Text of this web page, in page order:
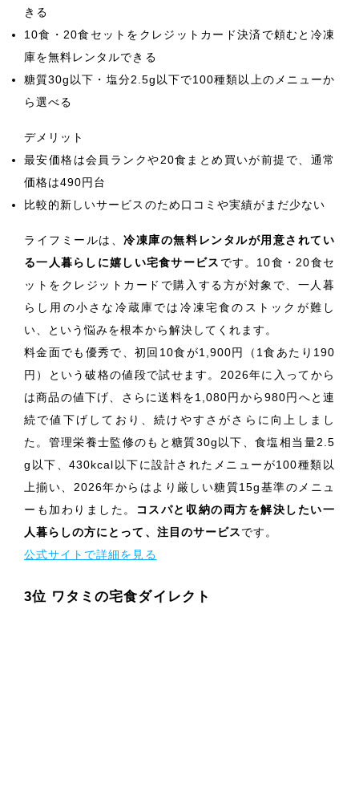
きる
10食・20食セットをクレジットカード決済で頼むと冷凍
庫を無料レンタルできる
糖質30g以下・塩分2.5g以下で100種類以上のメニューか
ら選べる
デメリット
最安価格は会員ランクや20食まとめ買いが前提で、通常
価格は490円台
比較的新しいサービスのため口コミや実績がまだ少ない
ライフミールは、冷凍庫の無料レンタルが用意されてい
る一人暮らしに嬉しい宅食サービス です。10食・20食セ
ットをクレジットカードで購入する方が対象で、一人暮
らし用の小さな冷蔵庫では冷凍宅食のストックが難し
い、という悩みを根本から解決してくれます。
料金面でも優秀で、初回10食が1,900円（1食あたり190
円）という破格の値段で試せます。2026年に入ってから
は商品の値下げ、さらに送料を1,080円から980円へと連
続で値下げしており、続けやすさがさらに向上しまし
た。管理栄養士監修のもと糖質30g以下、食塩相当量2.5
g以下、430kcal以下に設計されたメニューが100種類以
上揃い、2026年からはより厳しい糖質15g基準のメニュ
ーも加わりました。
コスパと収納の両方を解決したい一
人暮らしの方にとって、注目のサービスです。
公式サイトで詳細を見る
3位 ワタミの宅食ダイレクト